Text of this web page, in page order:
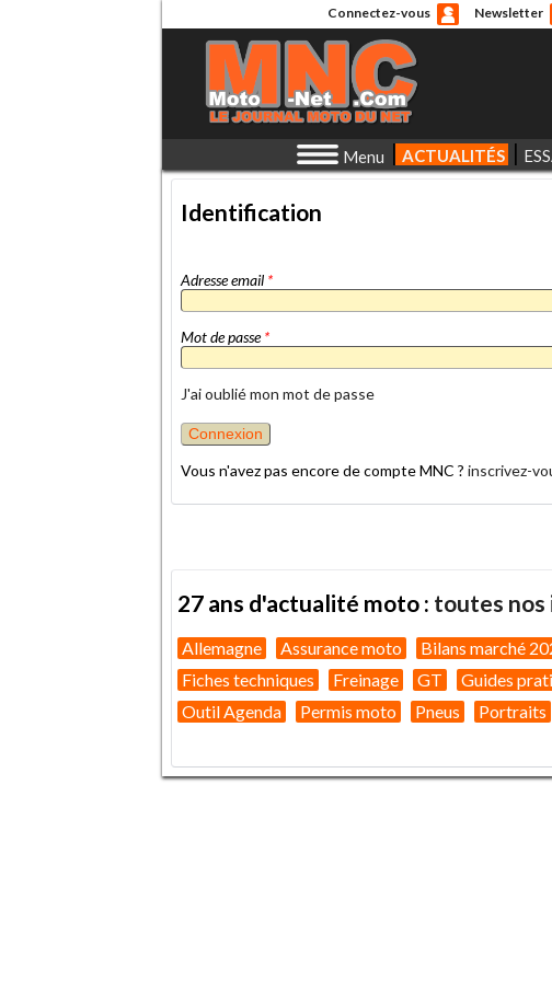
Connectez-vous Newsletter
Menu ACTUALITÉS
Identification
Adresse email *
Mot de passe*
J'ai oublié mon mot de passe
Vous n'avez pas encore de compte MNC ? inscrivez-
27 ans d'actualité moto : toutes nos
Allemagne Assurance moto Bilans marché
Fiches techniques
Freinage GT Guides
Outil Agenda
Permis moto Pneus Portraits